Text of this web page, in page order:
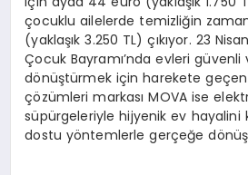
çocuklu ailelerde temizliğin
(yaklaşık 3.250 TL) çıkıyor. 23
Çocuk Bayramı’nda evleri
dönüştürmek için harekete geçen
çözümleri markası MOVA ise
süpürgeleriyle hijyenik ev hayalini
dostu yöntemlerle gerçeğe